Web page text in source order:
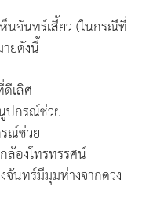
นจันทร์เสี้ยว (ในกรณีที่
ยดังนี้
เลิศ
ปกรณ์ช่วย
ณ์ช่วย
ล้องโทรทรรศน์
จันทร์มีมุมห่างจากดวง